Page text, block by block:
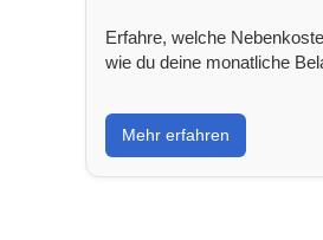
Erfahre, welche
wie du deine monatliche
Mehr erfahren